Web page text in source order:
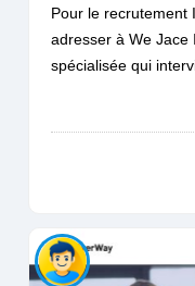
Pour le recrutement
adresser à We Jace
spécialisée qui